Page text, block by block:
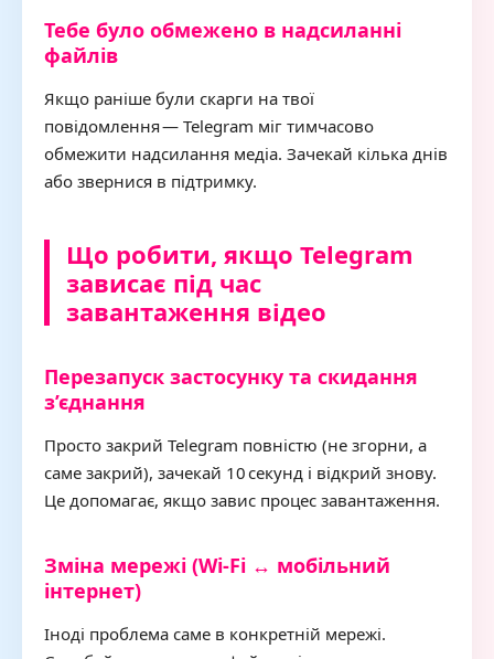
Тебе було обмежено в надсиланні
файлів
Якщо раніше були скарги на твої
повідомлення — Telegram міг тимчасово
обмежити надсилання медіа. Зачекай кілька днів
або звернися в підтримку.
Що робити, якщо Telegram
зависає під час
завантаження відео
Перезапуск застосунку та скидання
з’єднання
Просто закрий Telegram повністю (не згорни, а
саме закрий), зачекай 10 секунд і відкрий знову.
Це допомагає, якщо завис процес завантаження.
Зміна мережі (Wi‑Fi ↔ мобільний
інтернет)
Іноді проблема саме в конкретній мережі.